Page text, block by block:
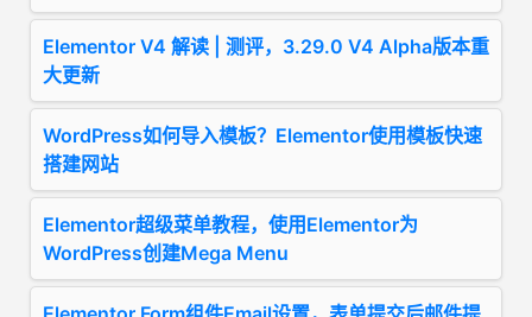
Elementor V4 解读 | 测评，3.29.0 V4 Alpha版本重
大更新
WordPress如何导入模板？Elementor使用模板快速
搭建网站
Elementor超级菜单教程，使用Elementor为
WordPress创建Mega Menu